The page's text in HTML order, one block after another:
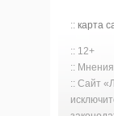
:: карта
:: 12+
:: Мнения
:: Сайт